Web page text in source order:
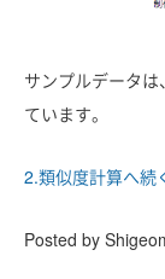
サンプルデータ
ています。
2.類似度計算へ続
Posted by